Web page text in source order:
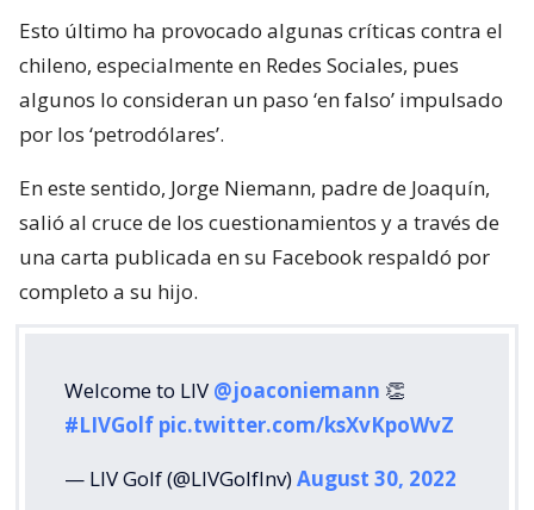
Esto último ha provocado algunas críticas contra el
chileno, especialmente en Redes Sociales, pues
algunos lo consideran un paso ‘en falso’ impulsado
por los ‘petrodólares’.
En este sentido, Jorge Niemann, padre de Joaquín,
salió al cruce de los cuestionamientos y a través de
una carta publicada en su Facebook respaldó por
completo a su hijo.
Welcome to LIV @joaconiemann 👏
#LIVGolf pic.twitter.com/ksXvKpoWvZ
— LIV Golf (@LIVGolfInv)August 30, 2022